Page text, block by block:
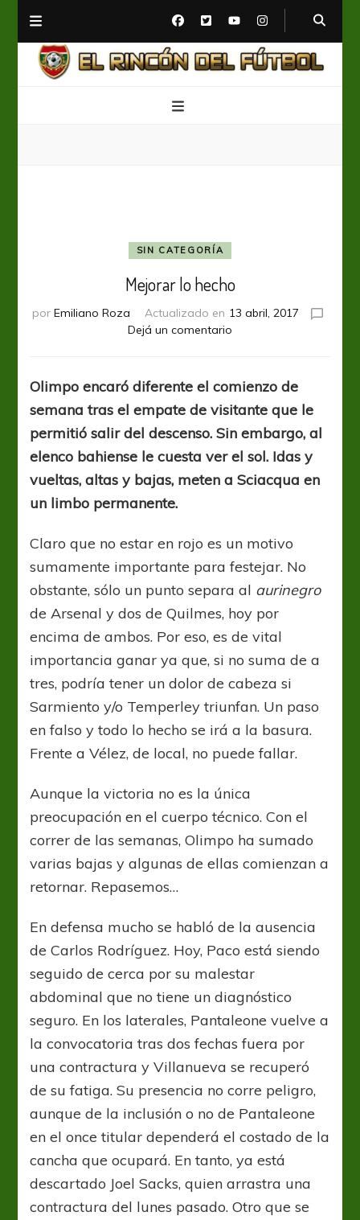
SIN CATEGORÍA
Mejorar lo hecho
por Emiliano Roza Actualizado en 13 abril, 2017
Dejá un comentario
hecho
Olimpo encaró diferente el comienzo de
semana tras el empate de visitante que le
permitió salir del descenso. Sin embargo, al
elenco bahiense le cuesta ver el sol. Idas y
vueltas, altas y bajas, meten a Sciacqua en
un limbo permanente.
Claro que no estar en rojo es un motivo
sumamente importante para festejar. No
obstante, sólo un punto separa al aurinegro
de Arsenal y dos de Quilmes, hoy por
encima de ambos. Por eso, es de vital
importancia ganar ya que, si no suma de a
tres, podría tener un dolor de cabeza si
Sarmiento y/o Temperley triunfan. Un paso
en falso y todo lo hecho se irá a la basura.
Frente a Vélez, de local, no puede fallar.
Aunque la victoria no es la única
preocupación en el cuerpo técnico. Con el
correr de las semanas, Olimpo ha sumado
varias bajas y algunas de ellas comienzan a
retornar. Repasemos…
En defensa mucho se habló de la ausencia
de Carlos Rodríguez. Hoy, Paco está siendo
seguido de cerca por su malestar
abdominal que no tiene un diagnóstico
seguro. En los laterales, Pantaleone vuelve a
la convocatoria tras dos fechas fuera por
una contractura y Villanueva se recuperó
de su fatiga. Su presencia no corre peligro,
aunque de la inclusión o no de Pantaleone
en el once titular dependerá el costado de la
cancha que ocupará. En tanto, ya está
descartado Joel Sacks, quien arrastra una
contractura del lunes pasado. Otro que se